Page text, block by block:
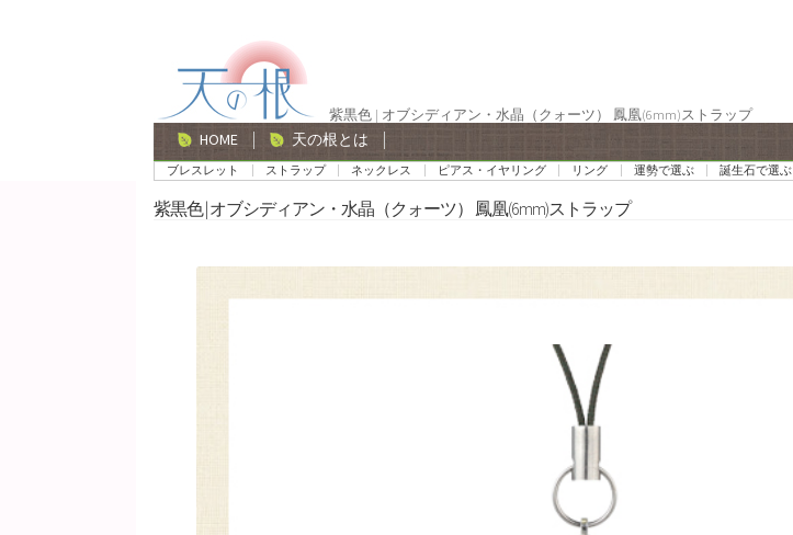
ー
シ
ョ
ン
ン
ツ
へ
ス
紫黒色 | オブシディアン・水晶（クォーツ） 鳳凰(6mm)ストラップ
HOME 天の根とは
ブレスレット ストラップ ネックレス ピアス・イヤリング リング 運勢で選ぶ 誕生石で選ぶ
紫黒色 | オブシディアン・水晶（クォーツ） 鳳凰(6mm)ストラップ